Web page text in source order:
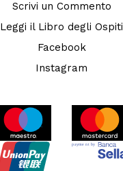
Scrivi un Commento
Leggi il Libro degli Ospiti
Facebook
Instagram